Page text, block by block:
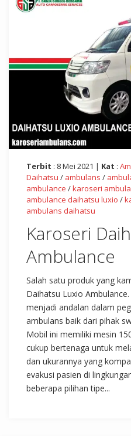
Terbit : 8 Mei 2021 | Kat :
Daihatsu / ambulans /
ambulance /karoseri
ambulance daihatsu luxio /
ambulans daihatsu
Karoseri
Ambulance
Salah satu produk yang
Daihatsu Luxio
menjadi andalan dalam
ambulans baik dari pihak
Mobil ini memiliki mesin
cukup bertenaga untuk
dan ukurannya yang
evakusi pasien di
beberapa pilihan tipe...